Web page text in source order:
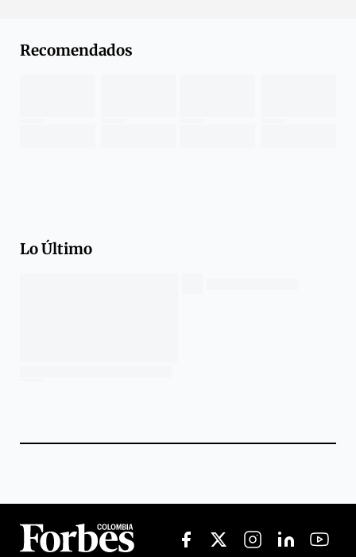
Recomendados
Lo Último